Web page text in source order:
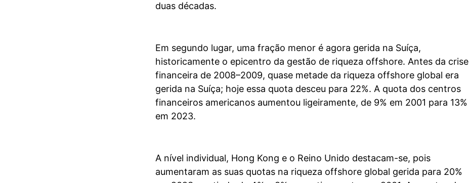
duas décadas.
Em segundo lugar, uma fração menor é agora gerida na Suíça,
historicamente o epicentro da gestão de riqueza offshore. Antes da crise
financeira de 2008–2009, quase metade da riqueza offshore global era
gerida na Suíça; hoje essa quota desceu para 22%. A quota dos centros
financeiros americanos aumentou ligeiramente, de 9% em 2001 para 13%
em 2023.
A nível individual, Hong Kong e o Reino Unido destacam-se, pois
aumentaram as suas quotas na riqueza offshore global gerida para 20%